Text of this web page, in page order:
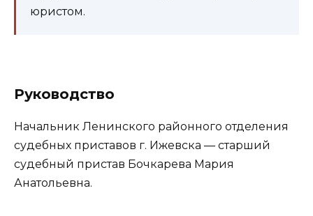
юристом.
Руководство
Начальник Ленинского районного отделения
судебных приставов г. Ижевска — старший
судебный пристав Бочкарева Мария
Анатольевна.